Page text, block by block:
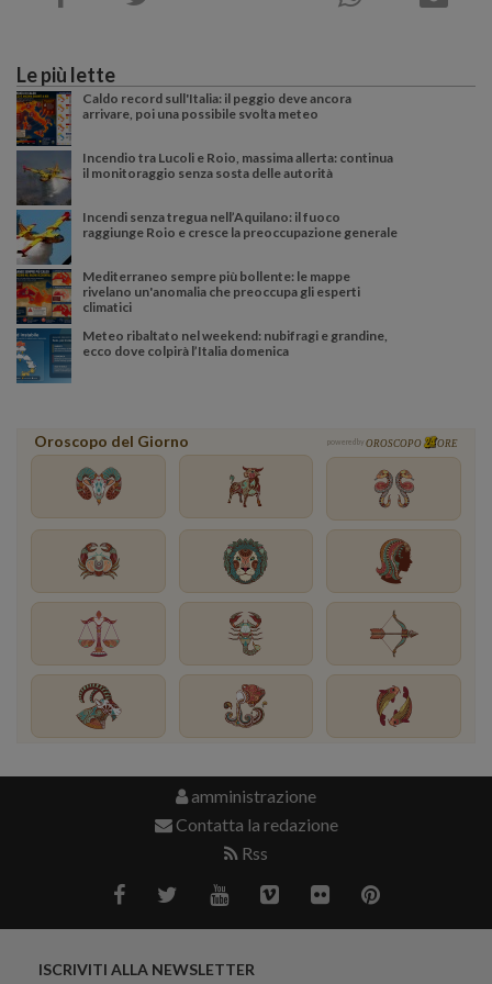
Le più lette
Caldo record sull'Italia: il peggio deve ancora
arrivare, poi una possibile svolta meteo
Incendio tra Lucoli e Roio, massima allerta: continua
il monitoraggio senza sosta delle autorità
Incendi senza tregua nell’Aquilano: il fuoco
raggiunge Roio e cresce la preoccupazione generale
Mediterraneo sempre più bollente: le mappe
rivelano un'anomalia che preoccupa gli esperti
climatici
Meteo ribaltato nel weekend: nubifragi e grandine,
ecco dove colpirà l’Italia domenica
Oroscopo del Giorno powered by OROSCOPO ORE
amministrazione
Contatta la redazione
Rss
ISCRIVITI ALLA NEWSLETTER